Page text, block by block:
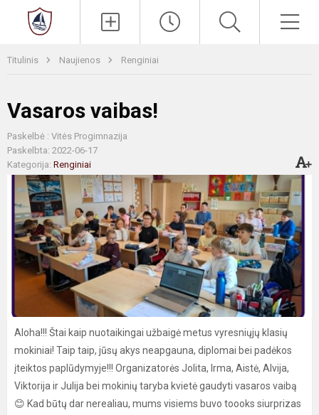
Titulinis Naujienos Renginiai
Vasaros vaibas!
Paskelbė : Vitės Progimnazija
Paskelbta: 2022-06-17
Kategorija: Renginiai
Aloha!!! Štai kaip nuotaikingai užbaigė metus vyresniųjų klasių
mokiniai! Taip taip, jūsų akys neapgauna, diplomai bei padėkos
įteiktos paplūdymyje!!! Organizatorės Jolita, Irma, Aistė, Alvija,
Viktorija ir Julija bei mokinių taryba kvietė gaudyti vasaros vaibą
😊 Kad būtų dar nerealiau, mums visiems buvo toooks siurprizas